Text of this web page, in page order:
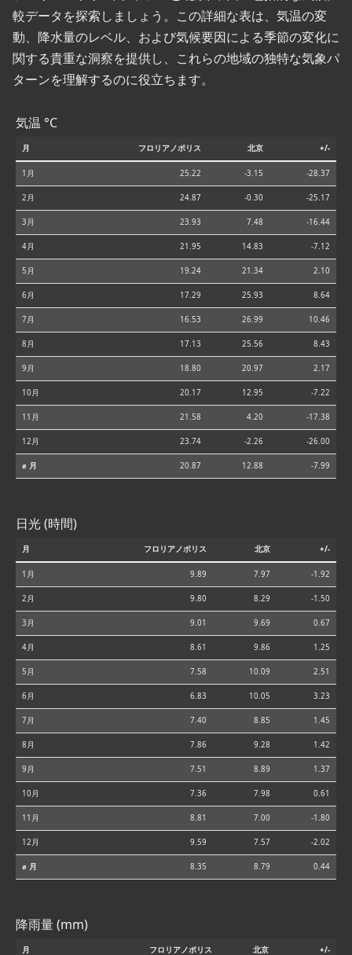
較データを探索しましょう。この詳細な表は、気温の変
動、降水量のレベル、および気候要因による季節の変化に
関する貴重な洞察を提供し、これらの地域の独特な気象パ
ターンを理解するのに役立ちます。
気温 °C
月 フロリアノポリス 北京 +/-
1月 25.22 -3.15 -28.37
2月 24.87 -0.30 -25.17
3月 23.93 7.48 -16.44
4月 21.95 14.83 -7.12
5月 19.24 21.34 2.10
6月 17.29 25.93 8.64
7月 16.53 26.99 10.46
8月 17.13 25.56 8.43
9月 18.80 20.97 2.17
10月 20.17 12.95 -7.22
11月 21.58 4.20 -17.38
12月 23.74 -2.26 -26.00
⌀ 月 20.87 12.88 -7.99
日光 (時間)
月 フロリアノポリス 北京 +/-
1月 9.89 7.97 -1.92
2月 9.80 8.29 -1.50
3月 9.01 9.69 0.67
4月 8.61 9.86 1.25
5月 7.58 10.09 2.51
6月 6.83 10.05 3.23
7月 7.40 8.85 1.45
8月 7.86 9.28 1.42
9月 7.51 8.89 1.37
10月 7.36 7.98 0.61
11月 8.81 7.00 -1.80
12月 9.59 7.57 -2.02
⌀ 月 8.35 8.79 0.44
降雨量 (mm)
月 フロリアノポリス 北京 +/-